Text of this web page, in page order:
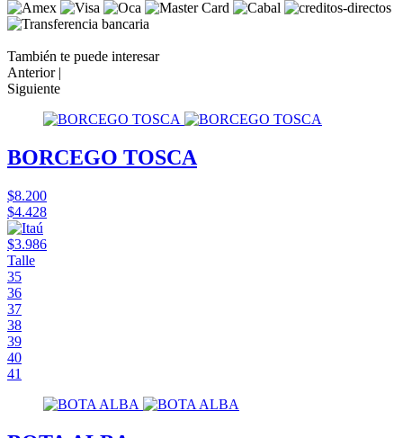
También te puede interesar
Anterior |
Siguiente
BORCEGO TOSCA
$8.200
$4.428
$3.986
Talle
35
36
37
38
39
40
41